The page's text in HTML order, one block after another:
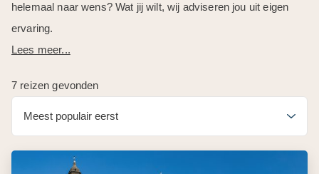
helemaal naar wens? Wat jij wilt, wij adviseren jou uit eigen
ervaring.
Lees meer...
7 reizen gevonden